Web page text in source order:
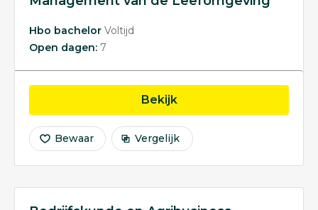
Hbo bachelor Voltijd
Open dagen: 7
Bekijkopleiding Management
Bewaar Vergelijk